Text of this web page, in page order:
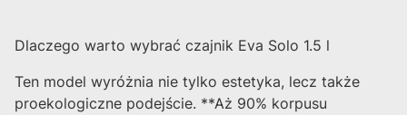
Dlaczego warto wybrać czajnik Eva Solo 1.5 l
Ten model wyróżnia nie tylko estetyka, lecz także
proekologiczne podejście. **Aż 90% korpusu